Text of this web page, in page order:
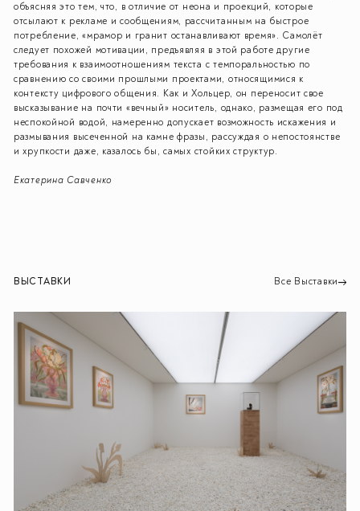
объясняя это тем, что, в отличие от неона и проекций, которые
отсылают к рекламе и сообщениям, рассчитанным на быстрое
потребление, «мрамор и гранит останавливают время». Самолёт
следует похожей мотивации, предъявляя в этой работе другие
требования к взаимоотношениям текста с темпоральностью по
сравнению со своими прошлыми проектами, относящимися к
контексту цифрового общения. Как и Хольцер, он переносит свое
высказывание на почти «вечный» носитель, однако, размещая его под
неспокойной водой, намеренно допускает возможность искажения и
размывания высеченной на камне фразы, рассуждая о непостоянстве
и хрупкости даже, казалось бы, самых стойких структур.
Екатерина Савченко
ВЫСТАВКИ Все Выставки